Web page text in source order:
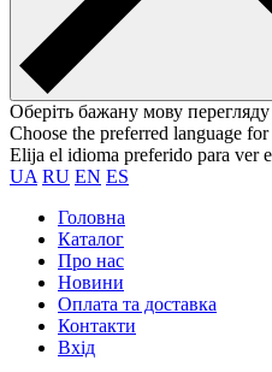
Оберіть бажану мову
Choose the preferred language
Elija el idioma preferido para ver
UA RU EN ES
Головна
Каталог
Про нас
Новини
Оплата та доставка
Контакти
Вхiд